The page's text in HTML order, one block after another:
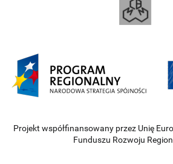
Projekt współfinansowany przez Unię
Funduszu Rozwoju